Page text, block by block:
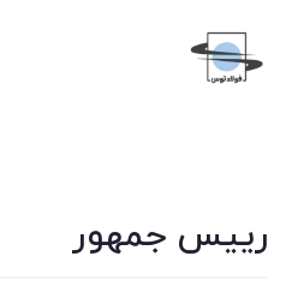
رییس جمهور